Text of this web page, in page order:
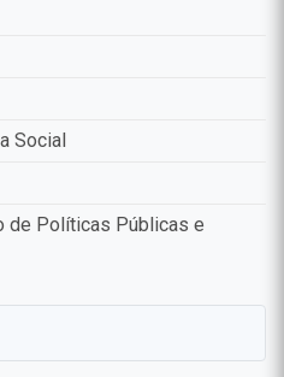
Social
de Políticas Públicas e